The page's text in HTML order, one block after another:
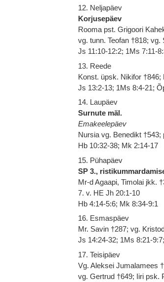
12. Neljapäev
Korjusepäev
Rooma pst. Grigoori
vg. tunn. Teofan †818; vg.
Js 11:10-12:2; 1Ms 7:11-
13. Reede
Konst. üpsk. Nikifor
Js 13:2-13; 1Ms 8:4-21;
14. Laupäev
Surnute mäl.
Emakeelepäev
Nursia vg. Benedikt
Hb 10:32-38; Mk 2:14-17
15. Pühapäev
SP 3.,
Mr-d Agaapi, Timolai jkk.
7. v. HE Jh 20:1-10
Hb 4:14-5:6; Mk 8:34-9:1
16. Esmaspäev
Mr. Savin †287; vg.
Js 14:24-32; 1Ms 8:21-
17. Teisipäev
Vg. Aleksei Jumalamees
vg. Gertrud †649; Iiri psk.